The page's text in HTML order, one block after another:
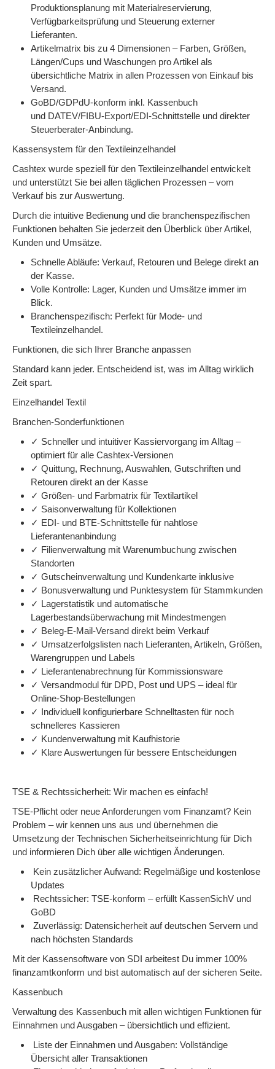
Produktionsplanung mit Materialreservierung,
Verfügbarkeitsprüfung und Steuerung externer
Lieferanten.
Artikelmatrix bis zu 4 Dimensionen – Farben, Größen,
Längen/Cups und Waschungen pro Artikel als
übersichtliche Matrix in allen Prozessen von Einkauf bis
Versand.
GoBD/GDPdU-konform inkl. Kassenbuch
und DATEV/FIBU-Export/EDI-Schnittstelle und direkter
Steuerberater-Anbindung.
Kassensystem für den Textileinzelhandel
Cashtex wurde speziell für den Textileinzelhandel entwickelt
und unterstützt Sie bei allen täglichen Prozessen – vom
Verkauf bis zur Auswertung.
Durch die intuitive Bedienung und die branchenspezifischen
Funktionen behalten Sie jederzeit den Überblick über Artikel,
Kunden und Umsätze.
Schnelle Abläufe: Verkauf, Retouren und Belege direkt an
der Kasse.
Volle Kontrolle: Lager, Kunden und Umsätze immer im
Blick.
Branchenspezifisch: Perfekt für Mode- und
Textileinzelhandel.
Funktionen, die sich Ihrer Branche anpassen
Standard kann jeder. Entscheidend ist, was im Alltag wirklich
Zeit spart.
Einzelhandel Textil
Branchen-Sonderfunktionen
✓ Schneller und intuitiver Kassiervorgang im Alltag –
optimiert für alle Cashtex-Versionen
✓ Quittung, Rechnung, Auswahlen, Gutschriften und
Retouren direkt an der Kasse
✓ Größen- und Farbmatrix für Textilartikel
✓ Saisonverwaltung für Kollektionen
✓ EDI- und BTE-Schnittstelle für nahtlose
Lieferantenanbindung
✓ Filienverwaltung mit Warenumbuchung zwischen
Standorten
✓ Gutscheinverwaltung und Kundenkarte inklusive
✓ Bonusverwaltung und Punktesystem für Stammkunden
✓ Lagerstatistik und automatische
Lagerbestandsüberwachung mit Mindestmengen
✓ Beleg-E-Mail-Versand direkt beim Verkauf
✓ Umsatzerfolgslisten nach Lieferanten, Artikeln, Größen,
Warengruppen und Labels
✓ Lieferantenabrechnung für Kommissionsware
✓ Versandmodul für DPD, Post und UPS – ideal für
Online-Shop-Bestellungen
✓ Individuell konfigurierbare Schnelltasten für noch
schnelleres Kassieren
✓ Kundenverwaltung mit Kaufhistorie
✓ Klare Auswertungen für bessere Entscheidungen
TSE & Rechtssicherheit: Wir machen es einfach!
TSE-Pflicht oder neue Anforderungen vom Finanzamt? Kein
Problem – wir kennen uns aus und übernehmen die
Umsetzung der Technischen Sicherheitseinrichtung für Dich
und informieren Dich über alle wichtigen Änderungen.
Kein zusätzlicher Aufwand: Regelmäßige und kostenlose
Updates
Rechtssicher: TSE-konform – erfüllt KassenSichV und
GoBD
Zuverlässig: Datensicherheit auf deutschen Servern und
nach höchsten Standards
Mit der Kassensoftware von SDI arbeitest Du immer 100%
finanzamtkonform und bist automatisch auf der sicheren Seite.
Kassenbuch
Verwaltung des Kassenbuch mit allen wichtigen Funktionen für
Einnahmen und Ausgaben – übersichtlich und effizient.
Liste der Einnahmen und Ausgaben: Vollständige
Übersicht aller Transaktionen